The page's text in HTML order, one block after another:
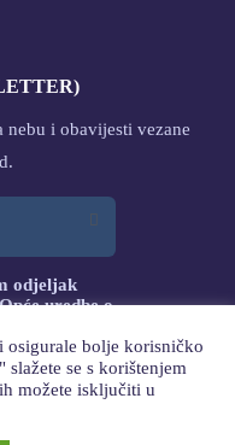
nebu i obavijesti vezane
odjeljak
uredbe o
osigurale bolje korisničko
se s korištenjem
možete isključiti u